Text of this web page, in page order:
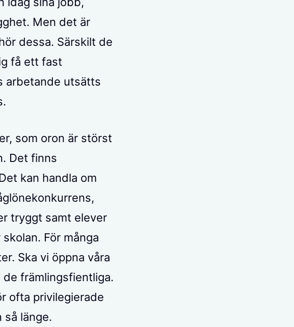
Men det är
dessa. Särskilt de
få ett fast
arbetande utsätts
som oron är störst
Det finns
kan handla om
tryggt samt elever
För många
Ska vi öppna våra
de främlingsfientliga.
ofta privilegierade
så länge.